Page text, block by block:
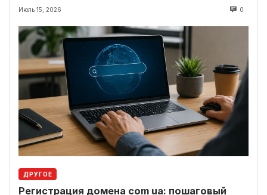
Июль 15, 2026 0
ДРУГОЕ
Регистрация домена com ua: пошаговый